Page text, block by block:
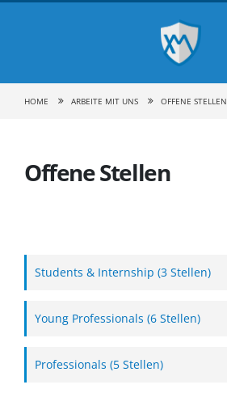
HOME ARBEITE MIT UNS OFFENE STELLEN
Offene Stellen
Students & Internship (3 Stellen)
Young Professionals (6 Stellen)
Professionals (5 Stellen)